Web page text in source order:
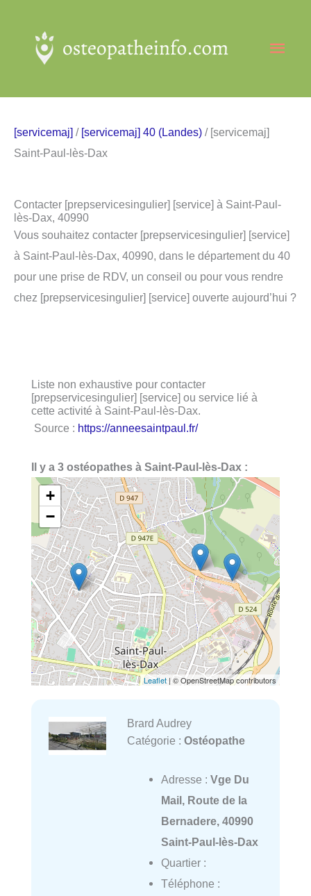
contenu
[servicemaj] / [servicemaj] 40 (Landes) / [servicemaj]
Saint-Paul-lès-Dax
Contacter [prepservicesingulier] [service] à Saint-Paul-
lès-Dax, 40990
Vous souhaitez contacter [prepservicesingulier] [service]
à Saint-Paul-lès-Dax, 40990, dans le département du 40
pour une prise de RDV, un conseil ou pour vous rendre
chez [prepservicesingulier] [service] ouverte aujourd’hui ?
Liste non exhaustive pour contacter
[prepservicesingulier] [service] ou service lié à
cette activité à Saint-Paul-lès-Dax.
Source : https://anneesaintpaul.fr/
Il y a 3 ostéopathes à Saint-Paul-lès-Dax :
+
−
Leaflet | © OpenStreetMap contributors
Brard Audrey
Catégorie : Ostéopathe
Adresse : Vge Du
Mail, Route de la
Bernadere, 40990
Saint-Paul-lès-Dax
Quartier :
Téléphone :